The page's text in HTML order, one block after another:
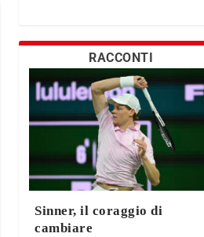
RACCONTI
Sinner, il coraggio di
cambiare